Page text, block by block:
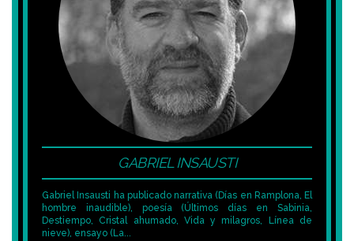
GABRIEL INSAUSTI
Gabriel Insausti ha publicado narrativa (Días en Ramplona, El
hombre inaudible), poesía (Últimos días en Sabinia,
Destiempo, Cristal ahumado, Vida y milagros, Línea de
nieve), ensayo (La...